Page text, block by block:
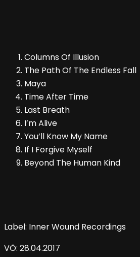
Columns Of Illusion
The Path Of The Endless Fall
Maya
Time After Time
Last Breath
I’m Alive
You’ll Know My Name
If I Forgive Myself
Beyond The Human Kind
Label: Inner Wound Recordings
VÖ: 28.04.2017